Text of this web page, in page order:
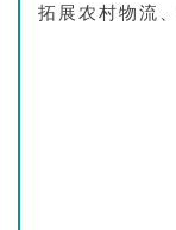
拓展农村物流